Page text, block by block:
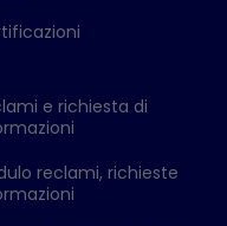
e richiesta di
reclami, richieste